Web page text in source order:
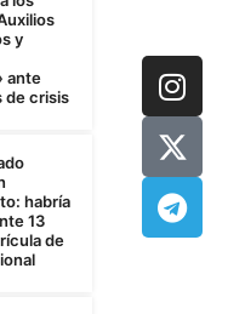
y
ante
de crisis
habría
13
de